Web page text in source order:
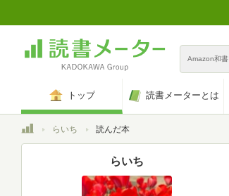
Amazon和書
トップ 読書メーターとは
トップらいち 読んだ本
らいち